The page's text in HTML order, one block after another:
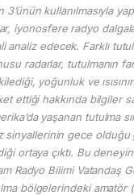
3’ünün kullanılmasıyla
iyonosfere radyo
analiz edecek. Farklı
radarlar, tutulmanın
yoğunluk ve
ettiği hakkında bilgiler
yaşanan tutulma
sinyallerinin gece olduğu
ortaya çıktı. Bu
Radyo Bilimi Vatandaş
bölgelerindeki amatör